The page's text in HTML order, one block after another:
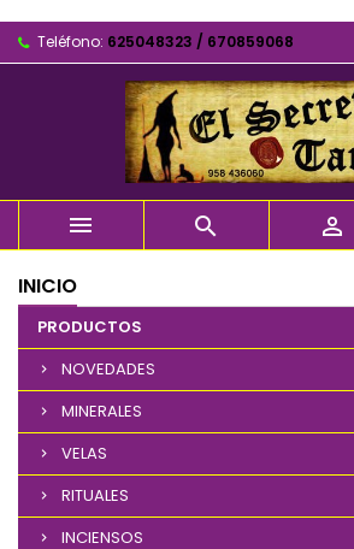
Teléfono: 625048323 / 670859068
  
INICIO
PRODUCTOS
NOVEDADES
MINERALES
VELAS
RITUALES
INCIENSOS